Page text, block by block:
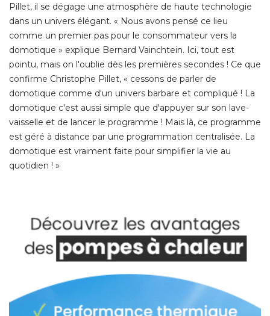
Pillet, il se dégage une atmosphère de haute technologie
dans un univers élégant. « Nous avons pensé ce lieu
comme un premier pas pour le consommateur vers la
domotique » explique Bernard Vainchtein. Ici, tout est
pointu, mais on l'oublie dès les premières secondes ! Ce que
confirme Christophe Pillet, « cessons de parler de
domotique comme d'un univers barbare et compliqué ! La
domotique c'est aussi simple que d'appuyer sur son lave-
vaisselle et de lancer le programme ! Mais là, ce programme
est géré à distance par une programmation centralisée. La
domotique est vraiment faite pour simplifier la vie au
quotidien ! »